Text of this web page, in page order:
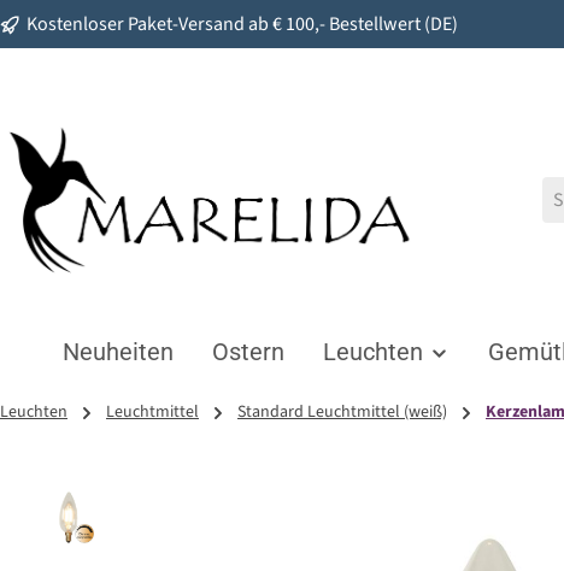
Zur Hauptnavigation springen
Kostenloser Paket-Versand ab € 100,- Bestellwert (DE)
Neuheiten Ostern Leuchten
Leuchten Leuchtmittel Standard Leuchtmittel (weiß)
Bildergalerie überspringen